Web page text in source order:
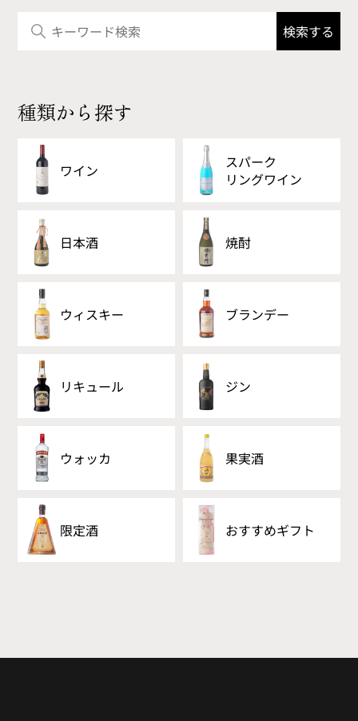
種類から探す
ワイン
スパーク
リングワイン
日本酒 焼酎
ウィスキー ブランデー
リキュール ジン
ウォッカ 果実酒
限定酒 おすすめギフト